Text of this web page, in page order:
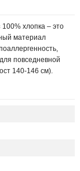
хлопка – это
материал
повседневной
140-146 см).